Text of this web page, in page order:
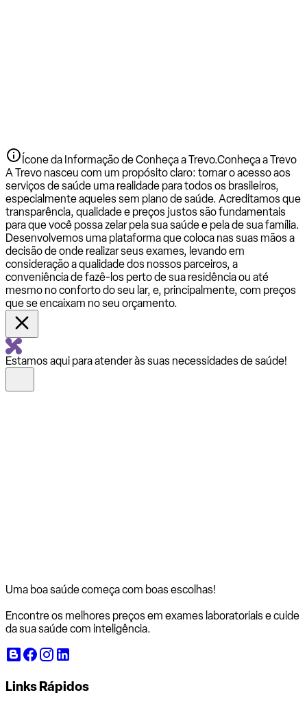
Ícone da Informação de Conheça a Trevo.Conheça a Trevo
A Trevo nasceu com um propósito claro: tornar o acesso aos
serviços de saúde uma realidade para todos os brasileiros,
especialmente aqueles sem plano de saúde. Acreditamos que
transparência, qualidade e preços justos são fundamentais
para que você possa zelar pela sua saúde e pela de sua família.
Desenvolvemos uma plataforma que coloca nas suas mãos a
decisão de onde realizar seus exames, levando em
consideração a qualidade dos nossos parceiros, a
conveniência de fazê-los perto de sua residência ou até
mesmo no conforto do seu lar, e, principalmente, com preços
que se encaixam no seu orçamento.
Estamos aqui para atender às suas necessidades de saúde!
Uma boa saúde começa com boas escolhas!
Encontre os melhores preços em exames laboratoriais e cuide
da sua saúde com inteligência.
Links Rápidos